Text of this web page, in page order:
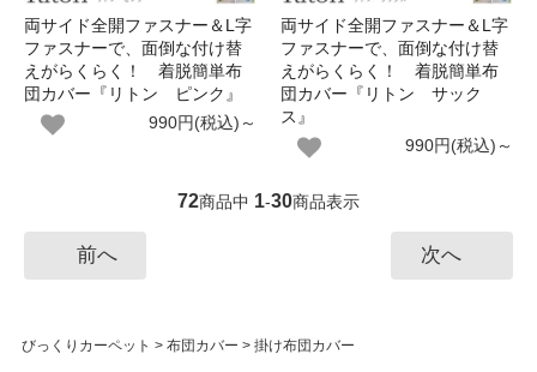
両サイド全開ファスナー＆L字
ファスナーで、面倒な付け替
えがらくらく！ 着脱簡単布
団カバー『リトン ピンク』
990円(税込)～
両サイド全開ファスナー＆L字
ファスナーで、面倒な付け替
えがらくらく！ 着脱簡単布
団カバー『リトン サック
ス』
990円(税込)～
72商品中 1-30商品表示
前へ 次へ
びっくりカーペット > 布団カバー > 掛け布団カバー